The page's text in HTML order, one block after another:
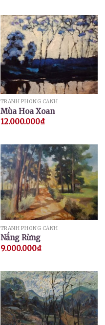
TRANH PHONG CẢNH
Mùa Hoa Xoan
12.000.000₫
TRANH PHONG CẢNH
Nắng Rừng
9.000.000₫